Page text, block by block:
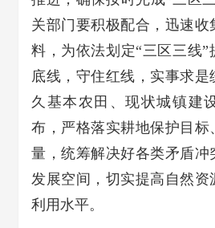
关部门要积极配合，迅速收
料，为依法划定“三区三线
底线，守住红线，实事求是
久基本农田、现状城镇建
布，严格落实耕地保护目标
量，统筹解决好各类矛盾冲
发展空间，切实提高自然
利用水平。